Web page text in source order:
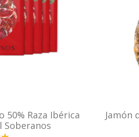
50% Raza Ibérica
Soberanos
Jamón